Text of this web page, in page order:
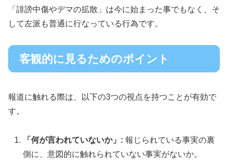
「誹謗中傷やデマの拡散」は今に始まった事でもなく、そ
して左派も普通に行なっている行為です。
客観的に見るためのポイント
報道に触れる際は、以下の3つの視点を持つことが有効で
す。
「何が言われていないか」: 報じられている事実の裏
側に、意図的に触れられていない事実がないか。